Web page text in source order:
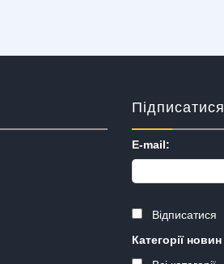
Підписатися
E-mail:
Відписатися
Категорії новин